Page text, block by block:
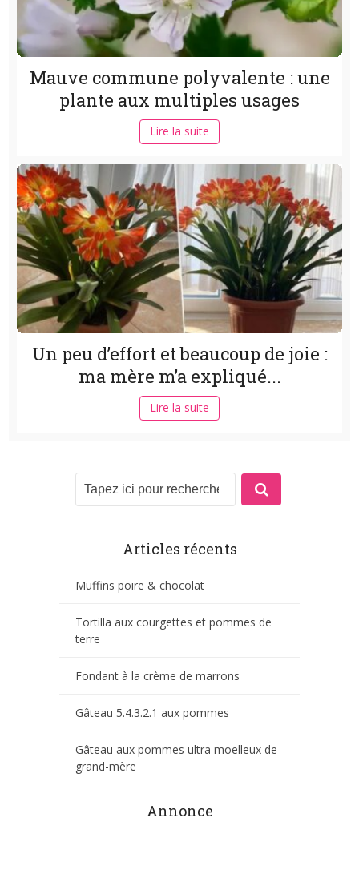
Mauve commune polyvalente : une
plante aux multiples usages
Lire la suite
Un peu d’effort et beaucoup de joie :
ma mère m’a expliqué...
Lire la suite
Articles récents
Muffins poire & chocolat
Tortilla aux courgettes et pommes de
terre
Fondant à la crème de marrons
Gâteau 5.4.3.2.1 aux pommes
Gâteau aux pommes ultra moelleux de
grand-mère
Annonce